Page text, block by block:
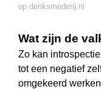
op denksmederij.nl
Wat zijn de
Zo kan
tot een negatief
omgekeerd